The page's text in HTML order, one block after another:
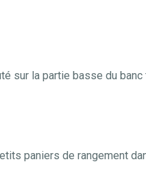
sur la partie basse du banc
paniers de rangement